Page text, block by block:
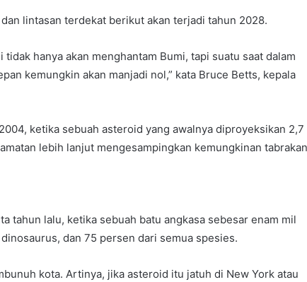
lintasan terdekat berikut akan terjadi tahun 2028.
hanya akan menghantam Bumi, tapi suatu saat dalam
kemungkin akan manjadi nol,” kata Bruce Betts, kepala
ketika sebuah asteroid yang awalnya diproyeksikan 2,7
lebih lanjut mengesampingkan kemungkinan
tahun lalu, ketika sebuah batu angkasa sebesar enam mil
dan 75 persen dari semua spesies.
kota. Artinya, jika asteroid itu jatuh di New York atau